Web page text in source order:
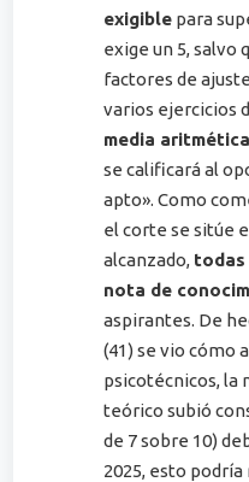
exigible para
exige un 5, salvo
factores de
varios ejercicios
media aritmética
se calificará al
apto». Como
el corte se sitúe
alcanzado, todas
nota de
aspirantes. De
(41) se vio cómo
psicotécnicos, la
teórico subió
de 7 sobre 10)
2025, esto